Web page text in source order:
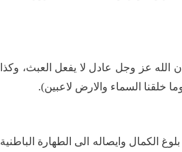
الله عز وجل عادل لا يفعل العبث، وكذا
خلقنا السماء والارض لاعبين).
الكمال وايصاله الى الطهارة الباطنية